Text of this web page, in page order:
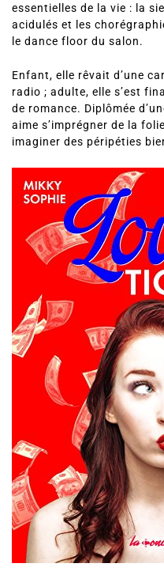
essentielles de la vie : la
acidulés et les
le dance floor du salon.
Enfant, elle rêvait d’une
radio ; adulte, elle s’est
de romance. Diplômée
aime s’imprégner de la
imaginer des péripéties